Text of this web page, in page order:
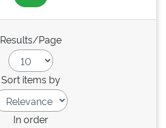
Results/Page
Sort items by
In order